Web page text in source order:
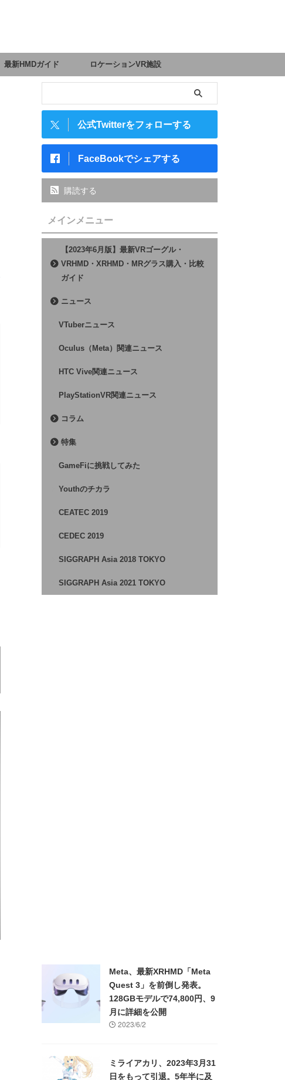
最新HMDガイド ロケーションVR施設
公式Twitterをフォローする
FaceBookでシェアする
購読する
メインメニュー
【2023年6月版】最新VRゴーグル・
VRHMD・XRHMD・MRグラス購入・比較
ガイド
ニュース
VTuberニュース
Oculus（Meta）関連ニュース
HTC Vive関連ニュース
PlayStationVR関連ニュース
コラム
特集
GameFiに挑戦してみた
Youthのチカラ
CEATEC 2019
CEDEC 2019
SIGGRAPH Asia 2018 TOKYO
SIGGRAPH Asia 2021 TOKYO
Meta、最新XRHMD「Meta
Quest 3」を前倒し発表。
128GBモデルで74,800円、9
月に詳細を公開
2023/6/2
ミライアカリ、2023年3月31
日をもって引退。5年半に及